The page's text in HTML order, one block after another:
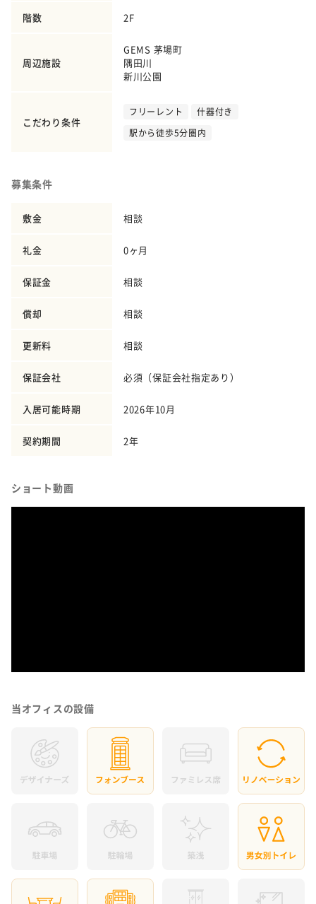
階数 2F
周辺施設
GEMS 茅場町
隅田川
新川公園
こだわり条件
フリーレント
什器付き
駅から徒歩5分圏内
募集条件
敷金 相談
礼金 0ヶ月
保証金 相談
償却 相談
更新料 相談
保証会社 必須（保証会社指定あり）
入居可能時期 2026年10月
契約期間 2年
ショート動画
当オフィスの設備